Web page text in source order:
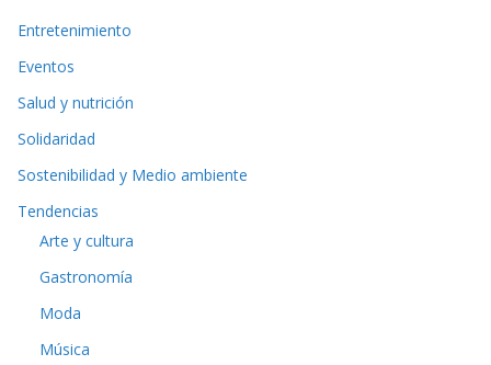
Entretenimiento
Eventos
Salud y nutrición
Solidaridad
Sostenibilidad y Medio ambiente
Tendencias
Arte y cultura
Gastronomía
Moda
Música